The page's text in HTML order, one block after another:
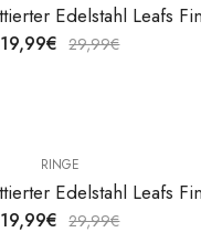
19,99€ 29,99€
RINGE
19,99€ 29,99€